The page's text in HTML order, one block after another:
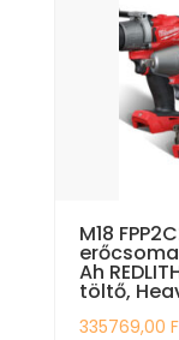
M18
Ah
töltő,
335769,00